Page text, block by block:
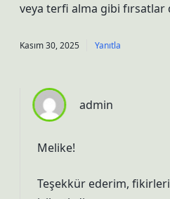
veya terfi alma gibi fırsatlar
Kasım 30, 2025 Yanıtla
admin
Melike!
Teşekkür ederim,